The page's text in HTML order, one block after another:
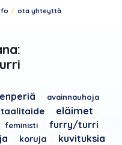
ota yhteyttä
avainnauhoja
eläimet
feministi furry/turri
koruja kuvituksia